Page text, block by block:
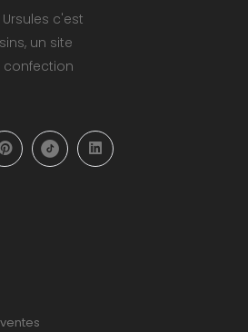
c'est
un site
confection